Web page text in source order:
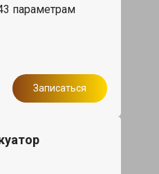
параметрам
Записаться